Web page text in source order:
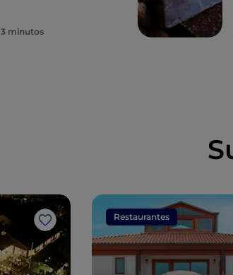
3 minutos
Me gusta
Restaurantes